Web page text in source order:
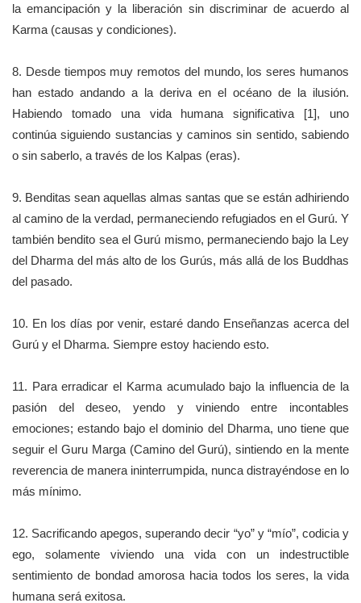
la emancipación y la liberación sin discriminar de acuerdo al
Karma (causas y condiciones).
8. Desde tiempos muy remotos del mundo, los seres humanos
han estado andando a la deriva en el océano de la ilusión.
Habiendo tomado una vida humana significativa [1], uno
continúa siguiendo sustancias y caminos sin sentido, sabiendo
o sin saberlo, a través de los Kalpas (eras).
9. Benditas sean aquellas almas santas que se están adhiriendo
al camino de la verdad, permaneciendo refugiados en el Gurú. Y
también bendito sea el Gurú mismo, permaneciendo bajo la Ley
del Dharma del más alto de los Gurús, más allá de los Buddhas
del pasado.
10. En los días por venir, estaré dando Enseñanzas acerca del
Gurú y el Dharma. Siempre estoy haciendo esto.
11. Para erradicar el Karma acumulado bajo la influencia de la
pasión del deseo, yendo y viniendo entre incontables
emociones; estando bajo el dominio del Dharma, uno tiene que
seguir el Guru Marga (Camino del Gurú), sintiendo en la mente
reverencia de manera ininterrumpida, nunca distrayéndose en lo
más mínimo.
12. Sacrificando apegos, superando decir “yo” y “mío”, codicia y
ego, solamente viviendo una vida con un indestructible
sentimiento de bondad amorosa hacia todos los seres, la vida
humana será exitosa.